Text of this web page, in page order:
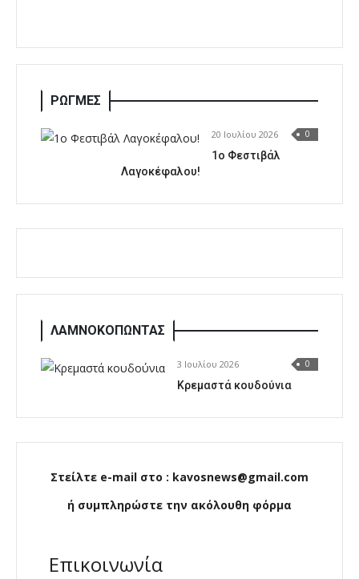
ΡΩΓΜΕΣ
20 Ιουλίου 2026 0
1o Φεστιβάλ
Λαγοκέφαλου!
ΛΑΜΝΟΚΟΠΩΝΤΑΣ
3 Ιουλίου 2026 0
Κρεμαστά κουδούνια
Στείλτε e-mail στο : kavosnews@gmail.com
ή συμπληρώστε την ακόλουθη φόρμα
Επικοινωνία